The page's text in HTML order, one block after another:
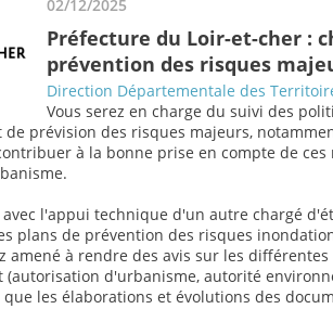
02/12/2025
Préfecture du Loir-et-cher :
prévention des risques
Direction Départementale des
Vous serez en charge du suivi des
de prévision des risques majeurs,
à la bonne prise en compte de
avec l'appui technique d'un autre chargé
plans de prévention des risques
amené à rendre des avis sur les
(autorisation d'urbanisme, autorité
que les élaborations et évolutions des